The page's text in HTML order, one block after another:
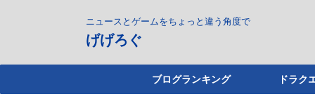
ニュースとゲームをちょっと違う角度で
げげろぐ
ブログランキング ドラク